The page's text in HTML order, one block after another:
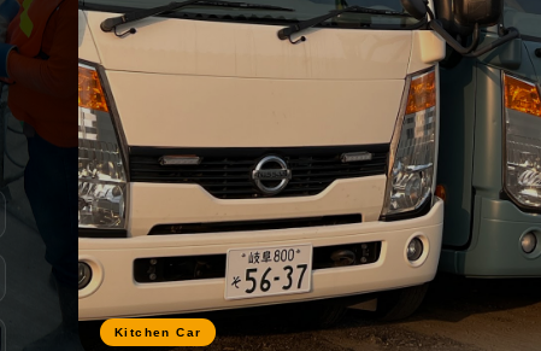
Kitchen Car